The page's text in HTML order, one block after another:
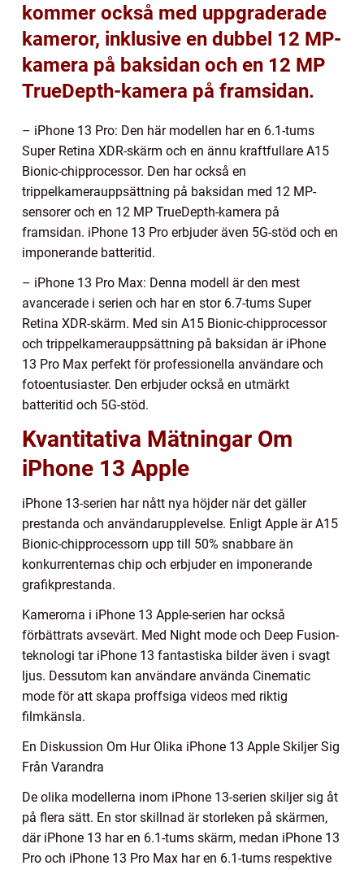
kommer också med uppgraderade
kameror, inklusive en dubbel 12 MP-
kamera på baksidan och en 12 MP
TrueDepth-kamera på framsidan.
– iPhone 13 Pro: Den här modellen har en 6.1-tums
Super Retina XDR-skärm och en ännu kraftfullare A15
Bionic-chipprocessor. Den har också en
trippelkamerauppsättning på baksidan med 12 MP-
sensorer och en 12 MP TrueDepth-kamera på
framsidan. iPhone 13 Pro erbjuder även 5G-stöd och en
imponerande batteritid.
– iPhone 13 Pro Max: Denna modell är den mest
avancerade i serien och har en stor 6.7-tums Super
Retina XDR-skärm. Med sin A15 Bionic-chipprocessor
och trippelkamerauppsättning på baksidan är iPhone
13 Pro Max perfekt för professionella användare och
fotoentusiaster. Den erbjuder också en utmärkt
batteritid och 5G-stöd.
Kvantitativa Mätningar Om
iPhone 13 Apple
iPhone 13-serien har nått nya höjder när det gäller
prestanda och användarupplevelse. Enligt Apple är A15
Bionic-chipprocessorn upp till 50% snabbare än
konkurrenternas chip och erbjuder en imponerande
grafikprestanda.
Kamerorna i iPhone 13 Apple-serien har också
förbättrats avsevärt. Med Night mode och Deep Fusion-
teknologi tar iPhone 13 fantastiska bilder även i svagt
ljus. Dessutom kan användare använda Cinematic
mode för att skapa proffsiga videos med riktig
filmkänsla.
En Diskussion Om Hur Olika iPhone 13 Apple Skiljer Sig
Från Varandra
De olika modellerna inom iPhone 13-serien skiljer sig åt
på flera sätt. En stor skillnad är storleken på skärmen,
där iPhone 13 har en 6.1-tums skärm, medan iPhone 13
Pro och iPhone 13 Pro Max har en 6.1-tums respektive